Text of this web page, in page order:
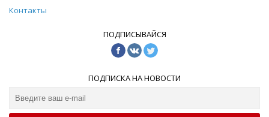
Контакты
ПОДПИСЫВАЙСЯ
ПОДПИСКА НА НОВОСТИ